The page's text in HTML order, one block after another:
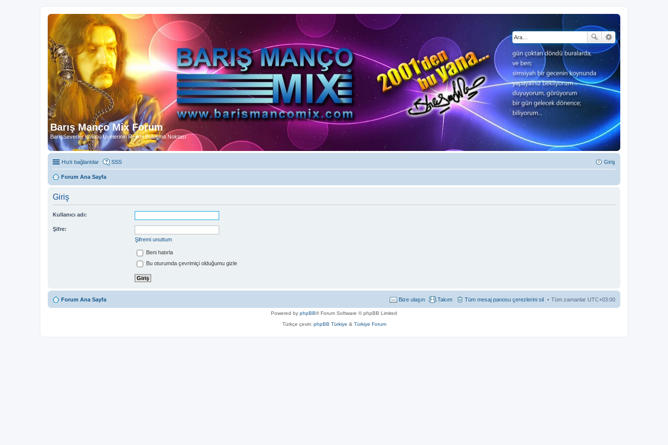
Barış Manço Mix Forum
BarışSeverler Kulübü Üyelerinin Resmi Buluşma Noktası
Hızlı bağlantılar SSS Giriş
Forum Ana Sayfa
Giriş
Kullanıcı adı:
Şifre:
Şifremi unuttum
Beni hatırla
Bu oturumda çevrimiçi olduğumu gizle
Forum Ana Sayfa Tüm zamanlar UTC+03:00
Tüm mesaj panosu çerezlerini sil
Takım
Bize ulaşın
Powered by phpBB® Forum Software © phpBB Limited
Türkçe çeviri: phpBB Türkiye & Türkiye Forum